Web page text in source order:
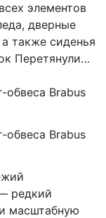
элементов
дверные
также сиденья
Перетянули…
обвеса Brabus
обвеса Brabus
редкий
масштабную